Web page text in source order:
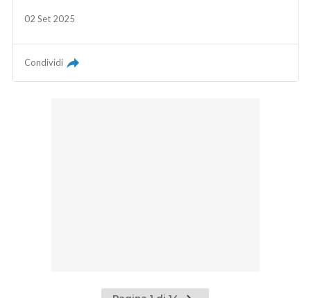
02 Set 2025
Condividi